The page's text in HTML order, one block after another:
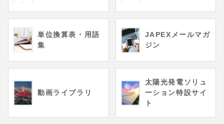
単位換算表・用語
集
JAPEXメールマガ
ジン
動画ライブラリ
太陽光発電ソリュ
ーション特設サイ
ト